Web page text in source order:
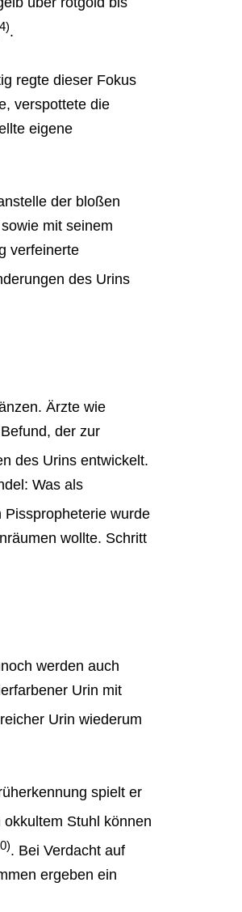
4).
regte dieser Fokus
verspottete die
eigene
der bloßen
mit seinem
verfeinerte
des Urins
Ärzte wie
der zur
des Urins entwickelt.
Was als
Pisspropheterie wurde
wollte. Schritt
werden auch
Urin mit
Urin wiederum
spielt er
okkultem Stuhl können
. Bei Verdacht auf
ergeben ein